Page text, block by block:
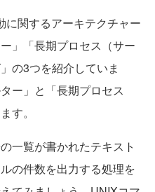
関するアーキテクチャー
」「長期プロセス（サー
の3つを紹介していま
ー」と「長期プロセス
す。
一覧が書かれたテキスト
の件数を出力する処理を